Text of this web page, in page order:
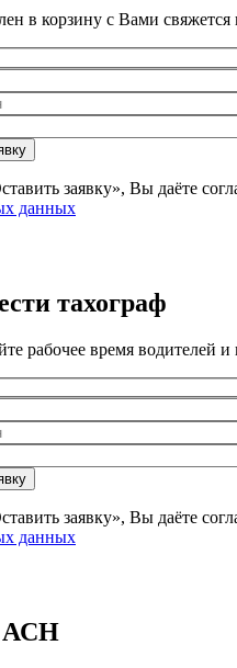
в корзину с Вами
заявку», Вы даёте
данных
тахограф
рабочее время водителей и
заявку», Вы даёте
данных
АСН